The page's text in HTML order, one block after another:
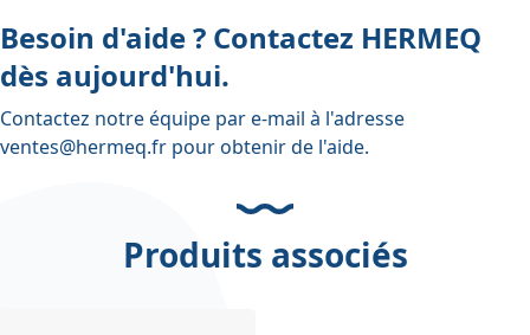
Besoin d'aide ? Contactez HERMEQ
dès aujourd'hui.
Contactez notre équipe par e-mail à l'adresse
ventes@hermeq.fr pour obtenir de l'aide.
Produits associés